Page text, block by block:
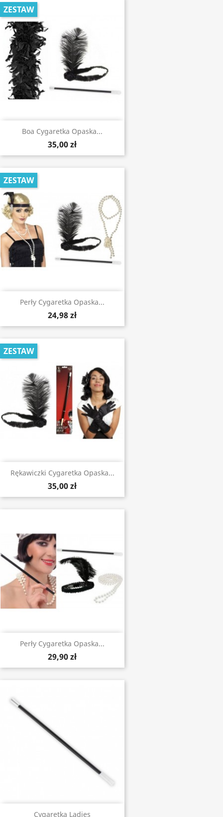
Boa Cygaretka Opaska...
35,00 zł
ZESTAW
Perły Cygaretka Opaska...
24,98 zł
ZESTAW
Rękawiczki Cygaretka Opaska...
35,00 zł
ZESTAW
Perły Cygaretka Opaska...
29,90 zł
Cygaretka Ladies